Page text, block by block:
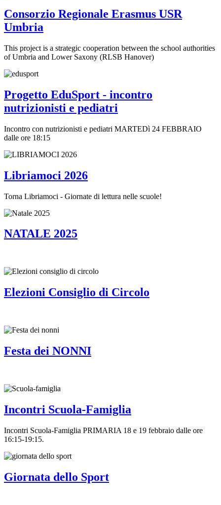
Consorzio Regionale Erasmus USR
Umbria
This project is a strategic cooperation between the school authorities
of Umbria and Lower Saxony (RLSB Hanover)
Progetto EduSport - incontro
nutrizionisti e pediatri
Incontro con nutrizionisti e pediatri MARTEDì 24 FEBBRAIO
dalle ore 18:15
Libriamoci 2026
Torna Libriamoci - Giornate di lettura nelle scuole!
NATALE 2025
Elezioni Consiglio di Circolo
Festa dei NONNI
Incontri Scuola-Famiglia
Incontri Scuola-Famiglia PRIMARIA 18 e 19 febbraio dalle ore
16:15-19:15.
Giornata dello Sport